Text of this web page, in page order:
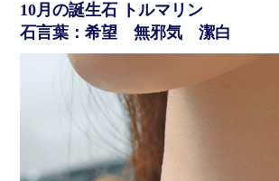
10月の誕生石 トルマリン
石言葉：希望 無邪気 潔白